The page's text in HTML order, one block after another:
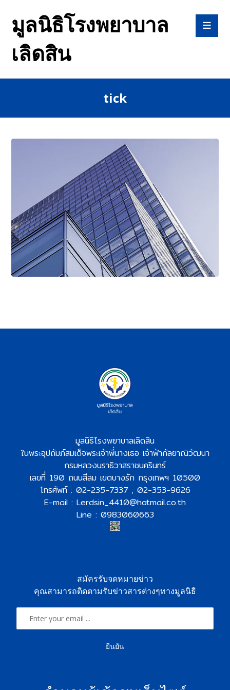
มูลนิธิโรงพยาบาล
เลิดสิน
tick
มูลนิธิโรงพยาบาลเลิดสิน
ในพระอุปถัมภ์สมเด็จพระเจ้าพี่นางเธอ เจ้าฟ้ากัลยาณิวัฒนา
กรมหลวงนราธิวาสราชนครินทร์
เลขที่ 190 ถนนสีลม เขตบางรัก กรุงเทพฯ 10500
โทรศัพท์ : 02-235-7337 , 02-353-9626
E-mail : Lerdsin_4410@hotmail.co.th
Line : 0983060663
สมัครรับจดหมายข่าว
คุณสามารถติดตามรับข่าวสารต่างๆทางมูลนิธิ
ยืนยัน